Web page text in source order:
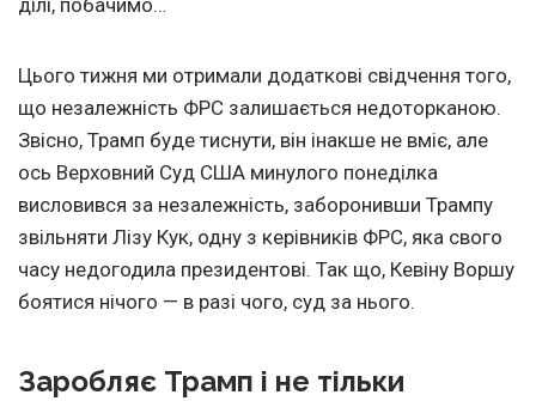
ділі, побачимо…
Цього тижня ми отримали додаткові свідчення того,
що незалежність ФРС залишається недоторканою.
Звісно, Трамп буде тиснути, він інакше не вміє, але
ось Верховний Суд США минулого понеділка
висловився за незалежність, заборонивши Трампу
звільняти Лізу Кук, одну з керівників ФРС, яка свого
часу недогодила президентові. Так що, Кевіну Воршу
боятися нічого — в разі чого, суд за нього.
Заробляє Трамп і не тільки